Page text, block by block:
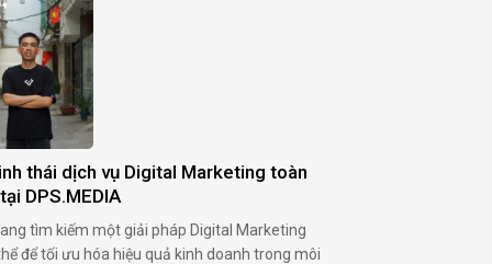
thái dịch vụ Digital Marketing toàn
DPS.MEDIA
tìm kiếm ⁣một ‍giải pháp Digital Marketing
để‍ tối ưu hóa⁢ hiệu ⁢quả​ kinh doanh trong môi